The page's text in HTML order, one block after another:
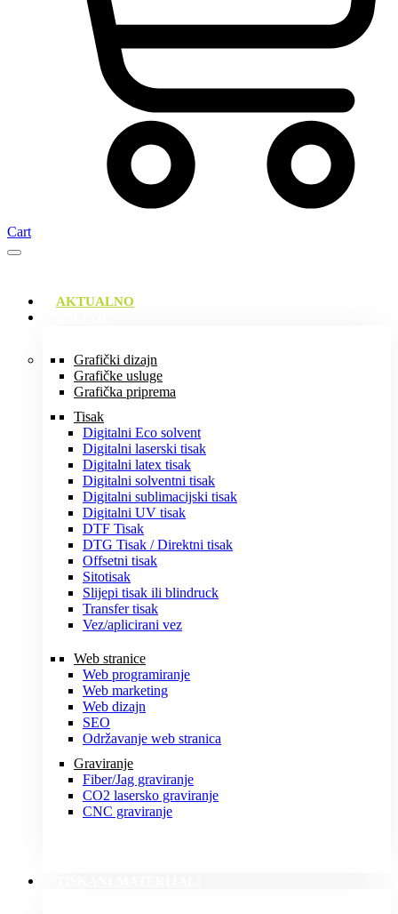
Cart
AKTUALNO
Grafički dizajn
Grafičke usluge
Grafička priprema
Tisak
Digitalni Eco solvent
Digitalni laserski tisak
Digitalni latex tisak
Digitalni solventni tisak
Digitalni sublimacijski tisak
Digitalni UV tisak
DTF Tisak
DTG Tisak / Direktni tisak
Offsetni tisak
Sitotisak
Slijepi tisak ili blindruck
Transfer tisak
Vez/aplicirani vez
Web stranice
Web programiranje
Web marketing
Web dizajn
SEO
Održavanje web stranica
Graviranje
Fiber/Jag graviranje
CO2 lasersko graviranje
CNC graviranje